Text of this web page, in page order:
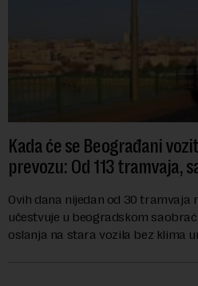
Kada će se Beograđani
prevozu: Od 113 tramvaja,
Ovih dana nijedan od 30 tramvaja
učestvuje u beogradskom
oslanja na stara vozila bez klima